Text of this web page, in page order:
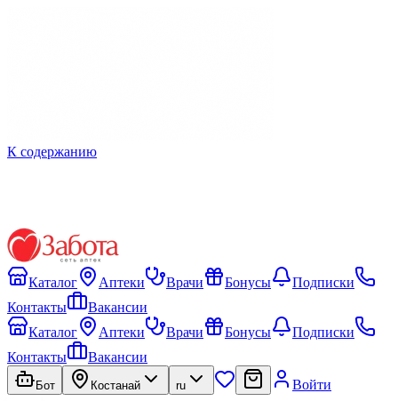
К содержанию
Каталог Аптеки Врачи Бонусы
Подписки
Контакты
Вакансии
Каталог
Аптеки Врачи Бонусы
Подписки
Контакты
Вакансии
Бот Костанай ru Войти